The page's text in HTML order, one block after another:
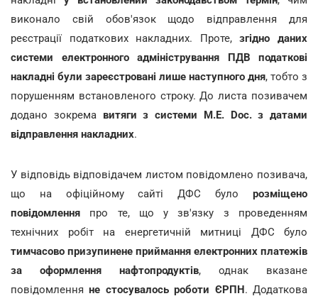
виконало свій обов'язок щодо відправлення для
реєстрації податкових накладних. Проте,згідно даних
системи електронного адміністрування ПДВ податкові
накладні були зареєстровані лише наступного дня, тобто з
порушенням встановленого строку. До листа позивачем
додано зокремавитяги з системи М.Е. Dос. з датами
відправлення накладних.
У відповідь відповідачем листом повідомлено позивача,
що на офіційному сайті ДФС було розміщено
повідомлення про те, що у зв'язку з проведенням
технічних робіт на енергетичній митниці ДФС було
тимчасово призупинене приймання електронних платежів
за оформлення нафтопродуктів, однак вказане
повідомленняне стосувалось роботи ЄРПН. Додаткова